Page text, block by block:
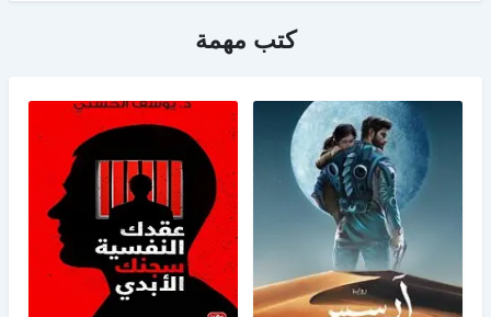
كتب مهمة